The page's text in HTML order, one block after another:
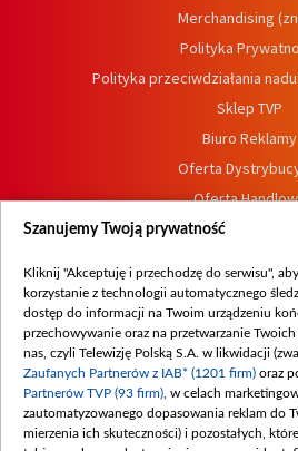
Merchandising
Polityka
Polityka przeciwdziałania
Sklep TVP
Biuro Reklamy
Oferta
Oferta
Dostępność
Procedura zgłoszeń
Szanujemy Twoją prywatność
Kliknij "Akceptuję i przechodzę do serwisu",
korzystanie z technologii automatycznego
dostęp do informacji na Twoim urządzeniu
przechowywanie oraz na przetwarzanie
nas, czyli Telewizję Polską S.A. w likwidacji
Zaufanych Partnerów z IAB* (1201 firm) oraz
Partnerów TVP (93 firm) , w celach
zautomatyzowanego dopasowania reklam do
mierzenia ich skuteczności) i pozostałych,